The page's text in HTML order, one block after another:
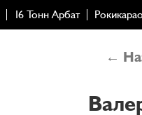
16 Тонн Арбат
←